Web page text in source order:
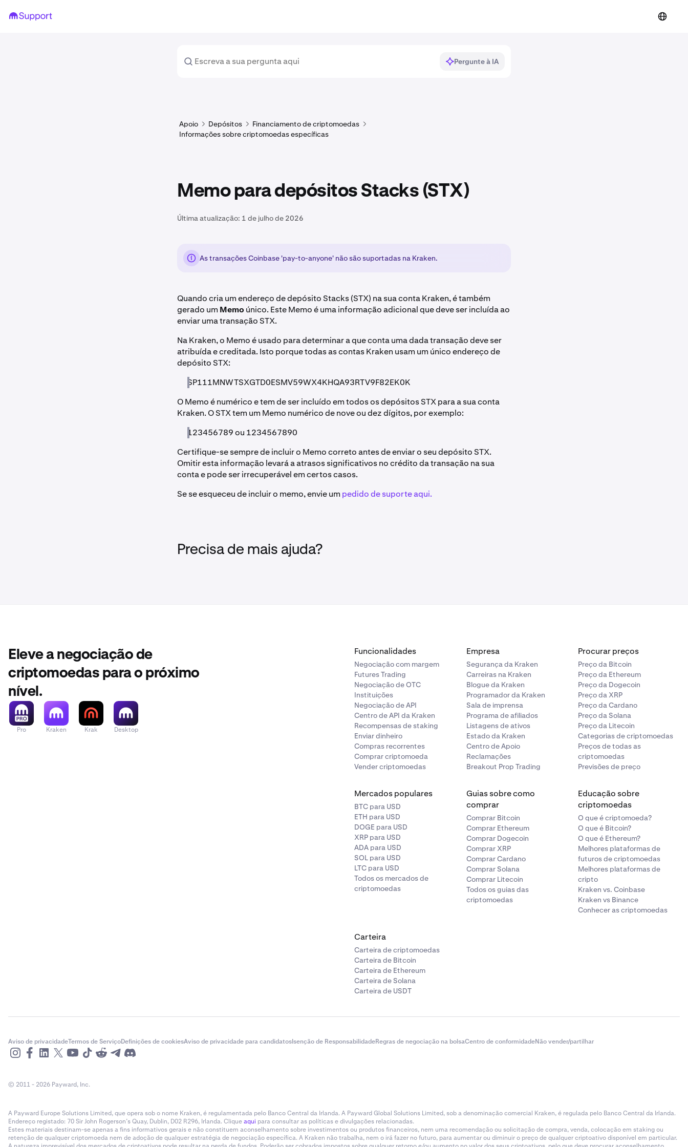
Pergunte à IA
Apoio Depósitos
Financiamento de criptomoedas
Informações sobre criptomoedas específicas
Memo para depósitos Stacks (STX)
Última atualização: 1 de julho de 2026
As transações Coinbase 'pay-to-anyone' não são suportadas na Kraken.
Quando cria um endereço de depósito Stacks (STX) na sua conta Kraken, é também
gerado um Memo único. Este Memo é uma informação adicional que deve ser incluída ao
enviar uma transação STX.
Na Kraken, o Memo é usado para determinar a que conta uma dada transação deve ser
atribuída e creditada. Isto porque todas as contas Kraken usam um único endereço de
depósito STX:
SP111MNWTSXGTD0ESMV59WX4KHQA93RTV9F82EK0K
O Memo é numérico e tem de ser incluído em todos os depósitos STX para a sua conta
Kraken. O STX tem um Memo numérico de nove ou dez dígitos, por exemplo:
123456789 ou 1234567890
Certifique-se sempre de incluir o Memo correto antes de enviar o seu depósito STX.
Omitir esta informação levará a atrasos significativos no crédito da transação na sua
conta e pode ser irrecuperável em certos casos.
Se se esqueceu de incluir o memo, envie um pedido de suporte aqui.
Precisa de mais ajuda?
Eleve a negociação de
criptomoedas para o próximo
nível.
Pro Kraken Krak Desktop
Funcionalidades
Negociação com margem
Futures Trading
Negociação de OTC
Instituições
Negociação de API
Centro de API da Kraken
Recompensas de staking
Enviar dinheiro
Compras recorrentes
Comprar criptomoeda
Vender criptomoedas
Empresa
Segurança da Kraken
Carreiras na Kraken
Blogue da Kraken
Programador da Kraken
Sala de imprensa
Programa de afiliados
Listagens de ativos
Estado da Kraken
Centro de Apoio
Reclamações
Breakout Prop Trading
Procurar preços
Preço da Bitcoin
Preço da Ethereum
Preço da Dogecoin
Preço da XRP
Preço da Cardano
Preço da Solana
Preço da Litecoin
Categorias de criptomoedas
Preços de todas as
criptomoedas
Previsões de preço
Mercados populares
BTC para USD
ETH para USD
DOGE para USD
XRP para USD
ADA para USD
SOL para USD
LTC para USD
Todos os mercados de
criptomoedas
Guias sobre como
comprar
Comprar Bitcoin
Comprar Ethereum
Comprar Dogecoin
Comprar XRP
Comprar Cardano
Comprar Solana
Comprar Litecoin
Todos os guias das
criptomoedas
Educação sobre
criptomoedas
O que é criptomoeda?
O que é Bitcoin?
O que é Ethereum?
Melhores plataformas de
futuros de criptomoedas
Melhores plataformas de
cripto
Kraken vs. Coinbase
Kraken vs Binance
Conhecer as criptomoedas
Carteira
Carteira de criptomoedas
Carteira de Bitcoin
Carteira de Ethereum
Carteira de Solana
Carteira de USDT
Aviso de privacidadeTermos de ServiçoDefinições de cookiesAviso de privacidade para candidatosIsenção de ResponsabilidadeRegras de negociação na bolsaCentro de conformidadeNão vender/partilhar
© 2011 - 2026 Payward, Inc.
A Payward Europe Solutions Limited, que opera sob o nome Kraken, é regulamentada pelo Banco Central da Irlanda. A Payward Global Solutions Limited, sob a denominação comercial Kraken, é regulada pelo Banco Central da Irlanda.
Endereço registado: 70 Sir John Rogerson’s Quay, Dublin, D02 R296, Irlanda. Cliqueaqui para consultar as políticas e divulgações relacionadas.
Estes materiais destinam-se apenas a fins informativos gerais e não constituem aconselhamento sobre investimentos ou produtos financeiros, nem uma recomendação ou solicitação de compra, venda, colocação em staking ou
retenção de qualquer criptomoeda nem de adoção de qualquer estratégia de negociação específica. A Kraken não trabalha, nem o irá fazer no futuro, para aumentar ou diminuir o preço de qualquer criptoativo disponível em particular.